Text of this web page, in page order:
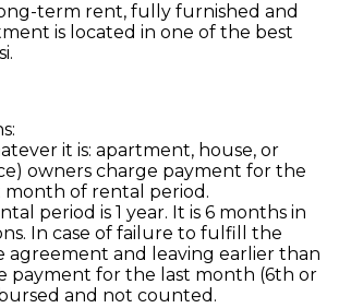
term rent, fully furnished and
is located in one of the best
it is: apartment, house, or
owners charge payment for the
month of rental period.
period is 1 year. It is 6 months in
In case of failure to fulfill the
agreement and leaving earlier than
payment for the last month (6th or
and not counted.